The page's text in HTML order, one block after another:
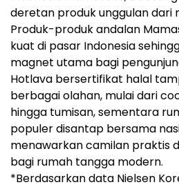
deretan produk unggulan dari
Produk-produk andalan
kuat di pasar Indonesia
magnet utama bagi
Hotlava bersertifikat halal
berbagai olahan, mulai dari
hingga tumisan, sementara
populer disantap bersama
menawarkan camilan praktis
bagi rumah tangga modern.
*Berdasarkan data Nielsen